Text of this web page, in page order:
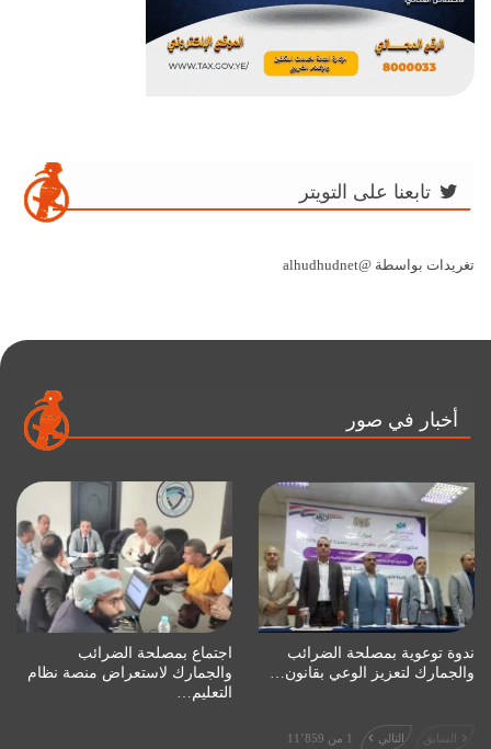
تابعنا على التويتر
تغريدات بواسطة @alhudhudnet
أخبار في صور
ندوة توعوية بمصلحة الضرائب
والجمارك لتعزيز الوعي بقانون…
اجتماع بمصلحة الضرائب
والجمارك لاستعراض منصة نظام
التعليم…
السابق التالي 1 من 11٬859